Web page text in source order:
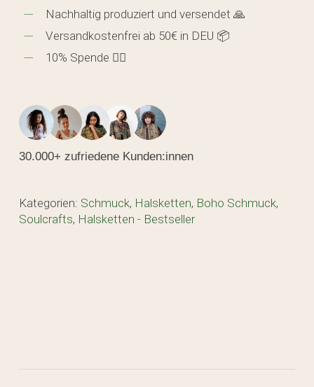
Nachhaltig produziert und versendet 🙏
Versandkostenfrei ab 50€ in DEU 📦
10% Spende 🖐🏼
30.000+ zufriedene Kunden:innen
Kategorien: Schmuck, Halsketten, Boho Schmuck,
Soulcrafts, Halsketten - Bestseller